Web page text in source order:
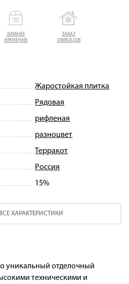
ЗИМНЕЕ
ХРАНЕНИЕ
ЗАКАЗ
ОБРАЗЦОВ
Жаростойкая плитка
Рядовая
рифленая
разноцвет
Терракот
Россия
15%
ХАРАКТЕРИСТИКИ
уникальный отделочный
техническими и